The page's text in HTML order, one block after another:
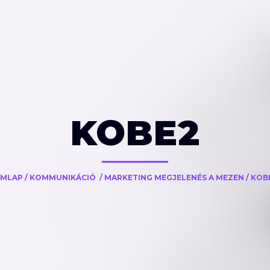
KOBE2
/ KOMMUNIKÁCIÓ / MARKETING MEGJELENÉS A MEZEN /